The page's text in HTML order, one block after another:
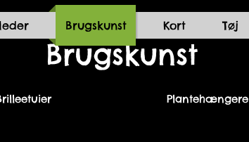
Brugskunst
Plantehængere
Brugskunst Kort Tøj